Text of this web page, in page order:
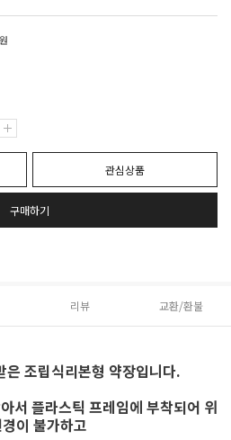
원
관심상품
구매하기
리뷰 교환/환불
은 조립식리본형 약장입니다.
서 플라스틱 프레임에 부착되어 위
이 불가하고